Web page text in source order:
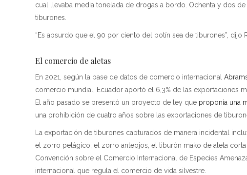
cual llevaba media tonelada de drogas a bordo. Ochenta y dos
tiburones.
“Es absurdo que el 90 por ciento del botín sea de tiburones”, dijo
El comercio de aletas
En 2021, según la base de datos de comercio internacional
comercio mundial, Ecuador aportó el 6,3% de las exportaciones
El año pasado se presentó un proyecto de ley que proponía una
una prohibición de cuatro años sobre las exportaciones de
La exportación de tiburones capturados de manera incidental
el zorro pelágico, el zorro anteojos, el tiburón mako de aleta
Convención sobre el Comercio Internacional de Especies
internacional que regula el comercio de vida silvestre.